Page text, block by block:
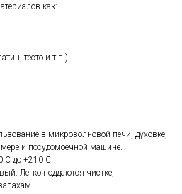
как:
тесто и т.п.)
в микроволновой печи, духовке,
и посудомоечной машине.
С до +210 С.
Легко поддаются чистке,